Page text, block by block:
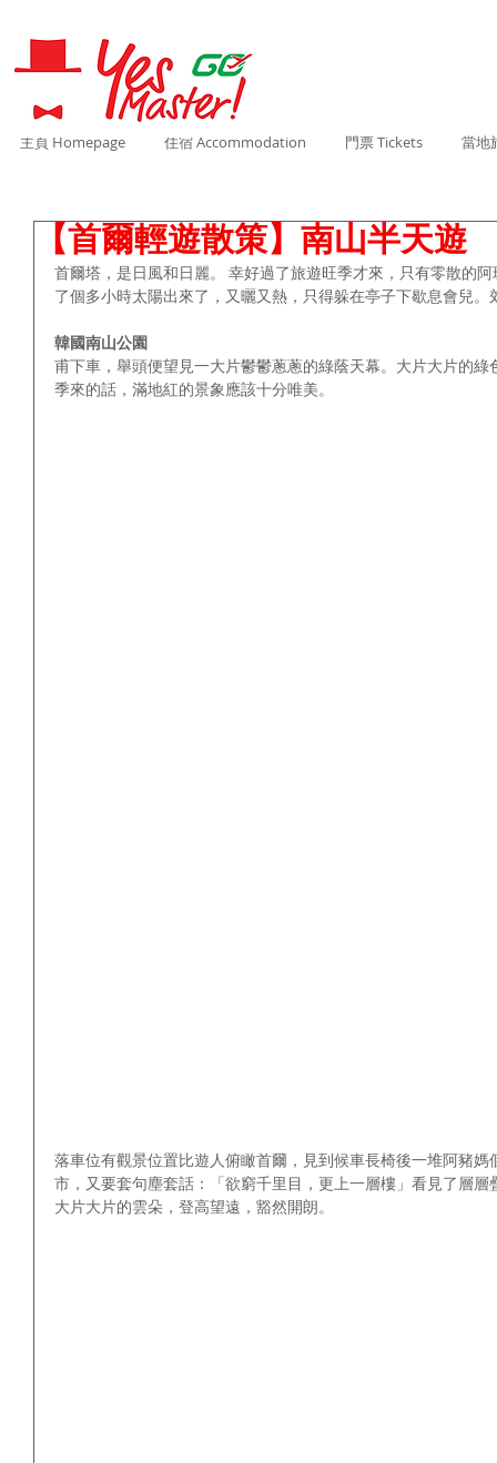
主頁 Homepage 住宿 Accommodation 門票 Tickets 當地
【首爾輕遊散策】南山半天遊
首爾塔，是日風和日麗。 幸好過了旅遊旺季才來，只有零散的
了個多小時太陽出來了，又曬又熱，只得躲在亭子下歇息會兒。
韓國南山公園
甫下車，舉頭便望見一大片鬱鬱蔥蔥的綠蔭天幕。大片大片的
季來的話，滿地紅的景象應該十分唯美。
落車位有觀景位置比遊人俯瞰首爾，見到候車長椅後一堆阿豬
市，又要套句塵套話：「欲窮千里目，更上一層樓」看見了層
大片大片的雲朵，登高望遠，豁然開朗。